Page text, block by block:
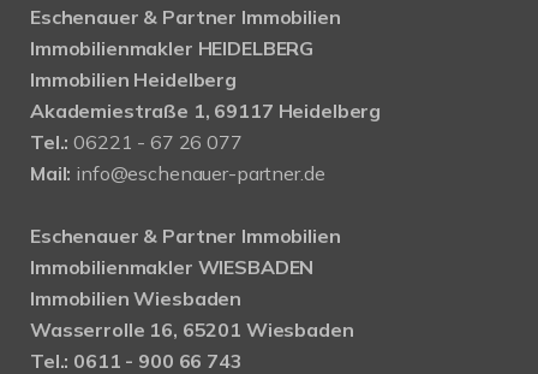
Eschenauer & Partner Immobilien
Immobilienmakler HEIDELBERG
Immobilien Heidelberg
Akademiestraße 1, 69117 Heidelberg
Tel.:06221 - 67 26 077
Mail: info@eschenauer-partner.de
Eschenauer & Partner Immobilien
Immobilienmakler WIESBADEN
Immobilien Wiesbaden
Wasserrolle 16, 65201 Wiesbaden
Tel.: 0611 - 900 66 743